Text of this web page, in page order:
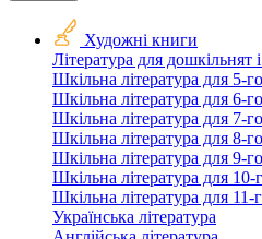
Художні книги
Література для дошкільнят
Шкільна література для 5-
Шкільна література для 6-
Шкільна література для 7-
Шкільна література для 8-
Шкільна література для 9-
Шкільна література для 10-
Шкільна література для 11-
Українська література